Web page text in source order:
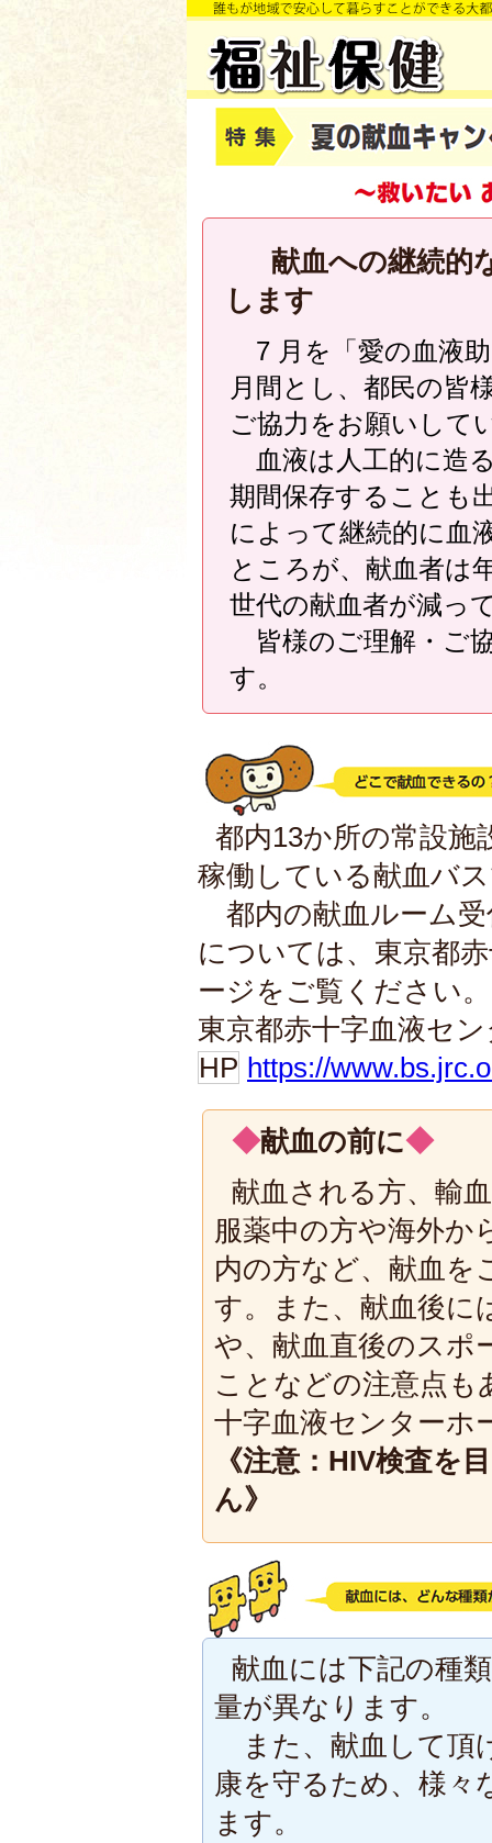
献血への継続的
します
7 月を「愛の血液
月間とし、都民の皆
ご協力をお願いして
血液は人工的に造
期間保存することも
によって継続的に血
ところが、献血者は
世代の献血者が減っ
皆様のご理解・ご
す。
都内13か所の常設施
稼働している献血バ
都内の献血ルーム受
については、東京都
ージをご覧ください。
東京都赤十字血液セ
HP https://
◆献血の前に◆
献血される方、輸
服薬中の方や海外か
内の方など、献血を
す。また、献血後に
や、献血直後のスポ
ことなどの注意点も
十字血液センターホ
《注意：HIV検査を
ん》
献血には下記の種
量が異なります。
また、献血して頂
康を守るため、様々
ます。